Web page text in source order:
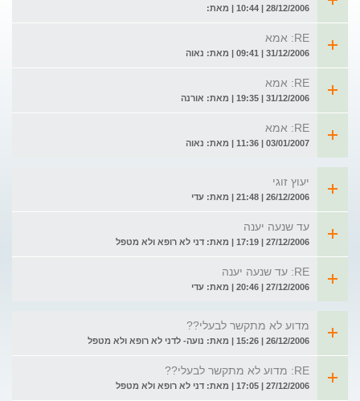
28/12/2006 | 10:44 | מאת:
RE: אמא
31/12/2006 | 09:41 | מאת: נאוה
RE: אמא
31/12/2006 | 19:35 | מאת: אורנה
RE: אמא
03/01/2007 | 11:36 | מאת: נאוה
יעוץ זוגי
26/12/2006 | 21:48 | מאת: עדי
עד שנעה יענה
27/12/2006 | 17:19 | מאת: דני לא רופא ולא מטפל
RE: עד שנעה יענה
27/12/2006 | 20:46 | מאת: עדי
מדוע לא מתקשר לבעלי??
26/12/2006 | 15:26 | מאת: נועה- לדני לא רופא ולא מטפל
RE: מדוע לא מתקשר לבעלי??
27/12/2006 | 17:05 | מאת: דני לא רופא ולא מטפל